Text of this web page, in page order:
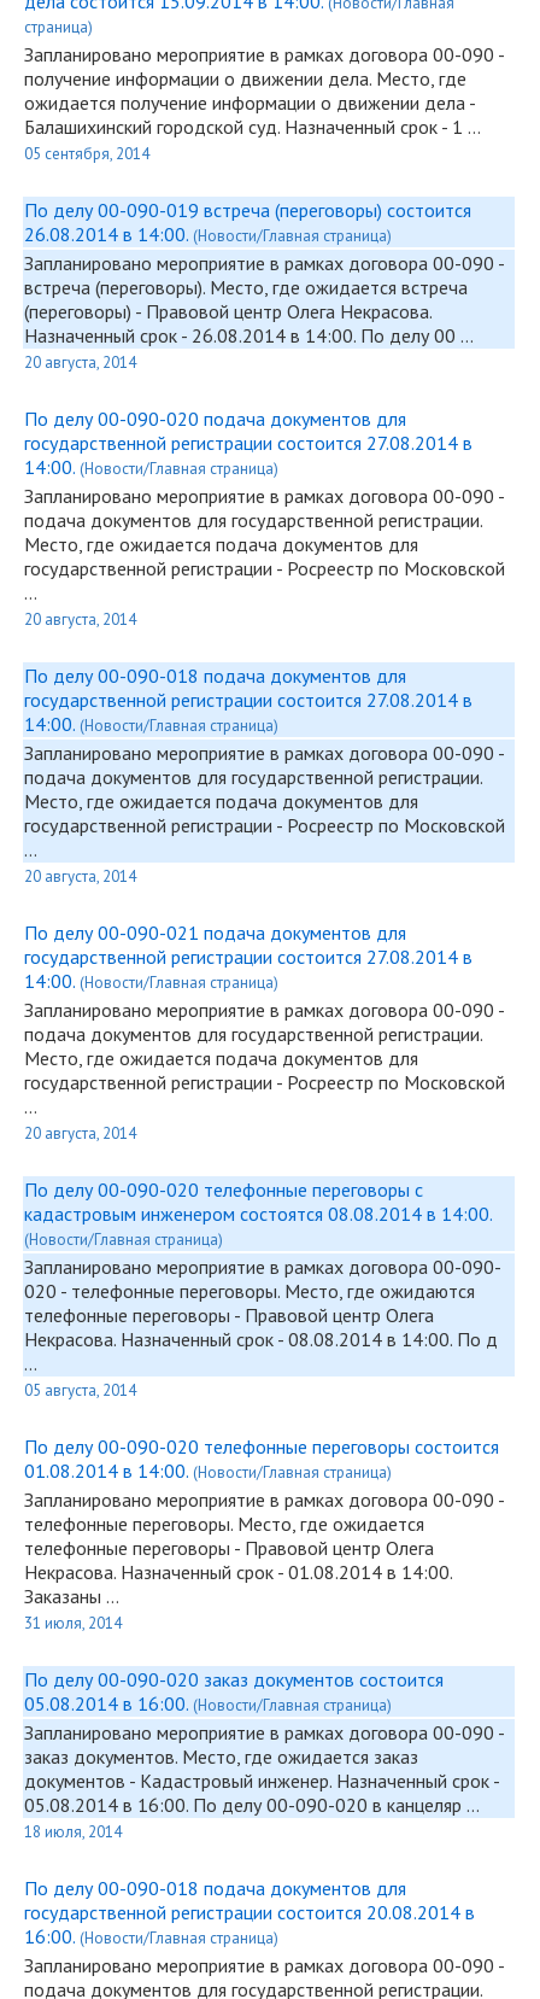
страница)
Запланировано мероприятие в рамках договора 00-090 -
получение информации о движении дела. Место, где
ожидается получение информации о движении дела -
Балашихинский городской суд. Назначенный срок - 1 …
05 сентября, 2014
По делу 00-090-019 встреча (переговоры) состоится
26.08.2014 в 14:00. (Новости/Главная страница)
Запланировано мероприятие в рамках договора 00-090 -
встреча (переговоры). Место, где ожидается встреча
(переговоры) - Правовой центр Олега Некрасова.
Назначенный срок - 26.08.2014 в 14:00. По делу 00 …
20 августа, 2014
По делу 00-090-020 подача документов для
государственной регистрации состоится 27.08.2014 в
14:00. (Новости/Главная страница)
Запланировано мероприятие в рамках договора 00-090 -
подача документов для государственной регистрации.
Место, где ожидается подача документов для
государственной регистрации - Росреестр по Московской
…
20 августа, 2014
По делу 00-090-018 подача документов для
государственной регистрации состоится 27.08.2014 в
14:00. (Новости/Главная страница)
Запланировано мероприятие в рамках договора 00-090 -
подача документов для государственной регистрации.
Место, где ожидается подача документов для
государственной регистрации - Росреестр по Московской
…
20 августа, 2014
По делу 00-090-021 подача документов для
государственной регистрации состоится 27.08.2014 в
14:00. (Новости/Главная страница)
Запланировано мероприятие в рамках договора 00-090 -
подача документов для государственной регистрации.
Место, где ожидается подача документов для
государственной регистрации - Росреестр по Московской
…
20 августа, 2014
По делу 00-090-020 телефонные переговоры с
кадастровым инженером состоятся 08.08.2014 в 14:00.
(Новости/Главная страница)
Запланировано мероприятие в рамках договора 00-090-
020 - телефонные переговоры. Место, где ожидаются
телефонные переговоры - Правовой центр Олега
Некрасова. Назначенный срок - 08.08.2014 в 14:00. По д
…
05 августа, 2014
По делу 00-090-020 телефонные переговоры состоится
01.08.2014 в 14:00. (Новости/Главная страница)
Запланировано мероприятие в рамках договора 00-090 -
телефонные переговоры. Место, где ожидается
телефонные переговоры - Правовой центр Олега
Некрасова. Назначенный срок - 01.08.2014 в 14:00.
Заказаны …
31 июля, 2014
По делу 00-090-020 заказ документов состоится
05.08.2014 в 16:00. (Новости/Главная страница)
Запланировано мероприятие в рамках договора 00-090 -
заказ документов. Место, где ожидается заказ
документов - Кадастровый инженер. Назначенный срок -
05.08.2014 в 16:00. По делу00-090-020 в канцеляр …
18 июля, 2014
По делу 00-090-018 подача документов для
государственной регистрации состоится 20.08.2014 в
16:00. (Новости/Главная страница)
Запланировано мероприятие в рамках договора 00-090 -
подача документов для государственной регистрации.